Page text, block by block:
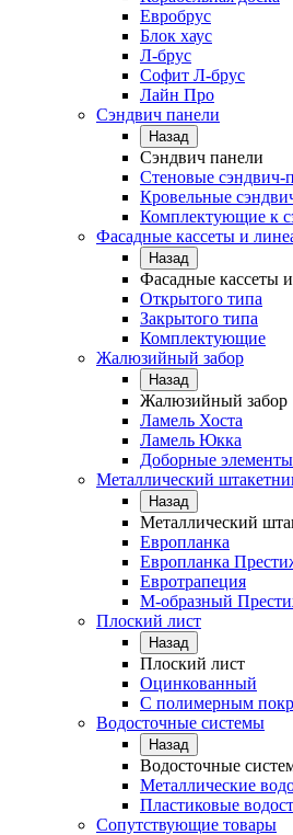
Евробрус
Блок хаус
Л-брус
Софит Л-брус
Лайн Про
Сэндвич панели
Назад
Сэндвич панели
Стеновые сэндвич-
Кровельные
Комплектующие к
Фасадные кассеты и
Назад
Фасадные кассеты
Открытого типа
Закрытого типа
Комплектующие
Жалюзийный забор
Назад
Жалюзийный забор
Ламель Хоста
Ламель Юкка
Доборные
Металлический
Назад
Металлический
Европланка
Европланка
Евротрапеция
М-образный
Плоский лист
Назад
Плоский лист
Оцинкованный
С полимерным
Водосточные системы
Назад
Водосточные
Металлические
Пластиковые
Сопутствующие товары